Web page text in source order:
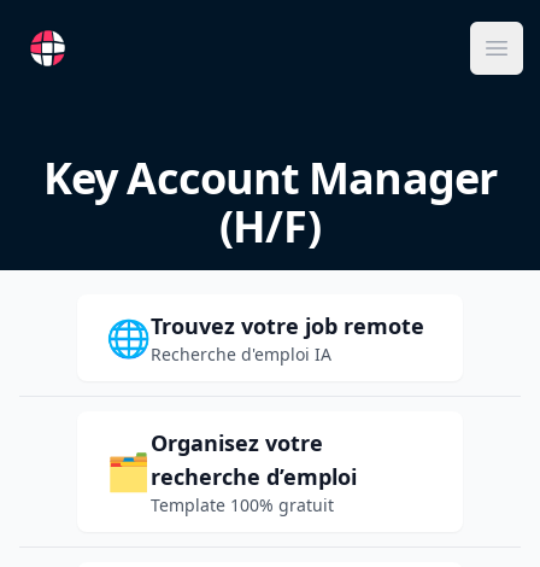
RemoteFR
Key Account Manager
(H/F)
🌐Trouvez votre job remote
Recherche d'emploi IA
🗂️
Organisez votre
recherche d’emploi
Template 100% gratuit